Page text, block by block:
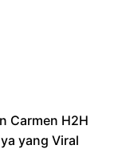
Carmen H2H
yang Viral